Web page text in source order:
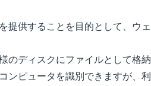
提供することを目的として、ウェ
のディスクにファイルとして格納
ンピュータを識別できますが、利